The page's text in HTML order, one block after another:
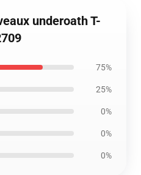
underoath T-
75%
25%
0%
0%
0%